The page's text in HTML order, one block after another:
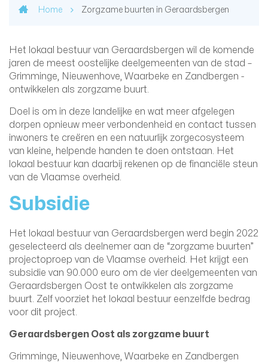
Home Zorgzame buurten in Geraardsbergen
Het lokaal bestuur van Geraardsbergen wil de komende
jaren de meest oostelijke deelgemeenten van de stad –
Grimminge, Nieuwenhove, Waarbeke en Zandbergen -
ontwikkelen als zorgzame buurt.
Doel is om in deze landelijke en wat meer afgelegen
dorpen opnieuw meer verbondenheid en contact tussen
inwoners te creëren en een natuurlijk zorgecosysteem
van kleine, helpende handen te doen ontstaan. Het
lokaal bestuur kan daarbij rekenen op de financiële steun
van de Vlaamse overheid.
Subsidie
Het lokaal bestuur van Geraardsbergen werd begin 2022
geselecteerd als deelnemer aan de “zorgzame buurten”
projectoproep van de Vlaamse overheid. Het krijgt een
subsidie van 90.000 euro om de vier deelgemeenten van
Geraardsbergen Oost te ontwikkelen als zorgzame
buurt. Zelf voorziet het lokaal bestuur eenzelfde bedrag
voor dit project.
Geraardsbergen Oost als zorgzame buurt
Grimminge, Nieuwenhove, Waarbeke en Zandbergen